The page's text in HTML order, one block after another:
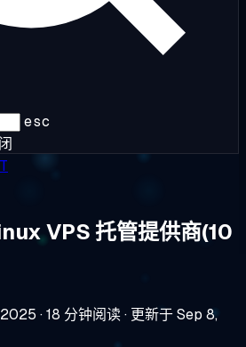
esc
VPS 托管提供商(10
2025 ·18 分钟阅读· 更新于 Sep 8,